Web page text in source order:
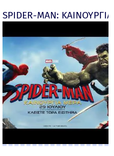
SPIDER-MAN: